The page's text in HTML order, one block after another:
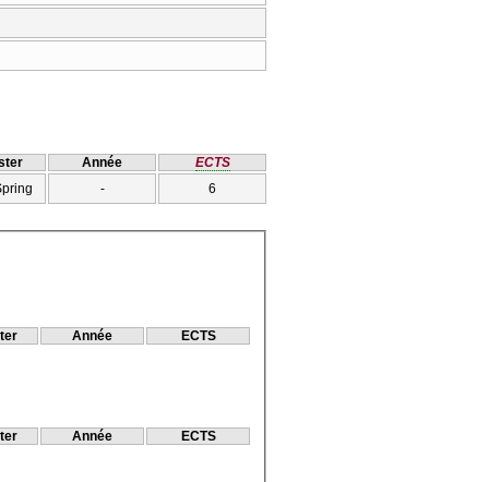
Année
ECTS
- 6
Année ECTS
Année ECTS